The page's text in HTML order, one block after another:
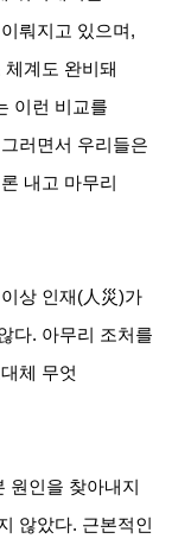
뤄지고 있으며 ,
체계도 완비돼
이런 비교를
그러면서 우리들은
내고 마무리
상 인재 (人災)가
다. 아무리 조처를
체 무엇
원인을 찾아내지
않았다. 근본적인